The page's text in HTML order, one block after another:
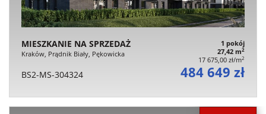
MIESZKANIE NA SPRZEDAŻ
Kraków, Prądnik Biały, Pękowicka
1 pokój
27,42 m2
17 675,00 zł/m2
BS2-MS-304324 484 649 zł